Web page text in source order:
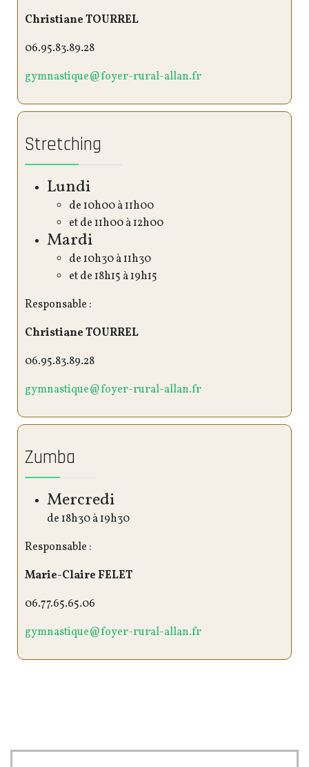
Christiane TOURREL
06.95.83.89.28
gymnastique@foyer-rural-allan.fr
Stretching
Lundi
de 10h00 à 11h00
et de 11h00 à 12h00
Mardi
de 10h30 à 11h30
et de 18h15 à 19h15
Responsable :
Christiane TOURREL
06.95.83.89.28
gymnastique@foyer-rural-allan.fr
Zumba
Mercredi
de 18h30 à 19h30
Responsable :
Marie-Claire FELET
06.77.65.65.06
gymnastique@foyer-rural-allan.fr